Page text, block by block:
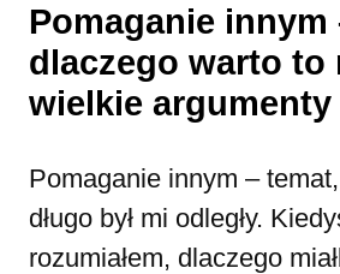
Pomaganie innym
dlaczego warto to
wielkie
Pomaganie innym –
długo był mi odległy.
rozumiałem, dlaczego